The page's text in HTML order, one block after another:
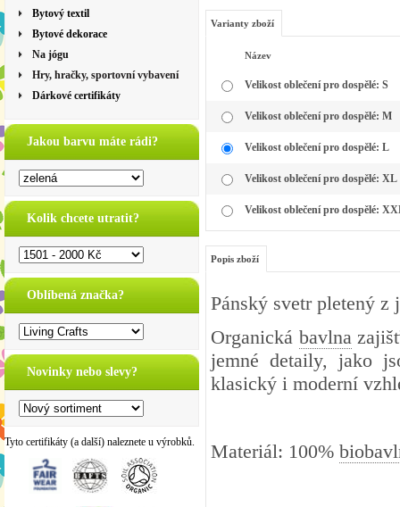
Bytový textil
Bytové dekorace
Na jógu
Hry, hračky, sportovní vybavení
Dárkové certifikáty
Jakou barvu máte rádi?
Kolik chcete utratit?
Oblíbená značka?
Novinky nebo slevy?
Tyto certifikáty (a další) naleznete u výrobků.
Varianty zboží
Název
Velikost oblečení pro dospělé: S
Velikost oblečení pro dospělé: M
Velikost oblečení pro dospělé: L
Velikost oblečení pro dospělé: XL
Velikost oblečení pro dospělé:
Popis zboží
Pánský svetr pletený z
Organická bavlna
jemné detaily, jako
klasický i moderní
Materiál: 100%